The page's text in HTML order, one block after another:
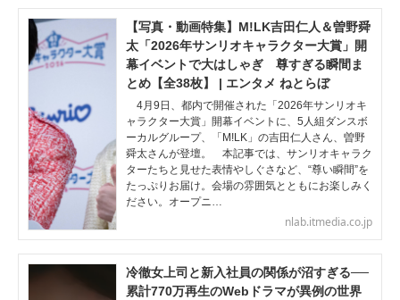
【写真・動画特集】M!LK吉田仁人＆曽野舜
太「2026年サンリオキャラクター大賞」開
幕イベントで大はしゃぎ 尊すぎる瞬間ま
とめ【全38枚】 | エンタメ ねとらぼ
4月9日、都内で開催された「2026年サンリオキ
ャラクター大賞」開幕イベントに、5人組ダンスボ
ーカルグループ、「M!LK」の吉田仁人さん、曽野
舜太さんが登壇。 本記事では、サンリオキャラク
ターたちと見せた表情やしぐさなど、“尊い瞬間”を
たっぷりお届け。会場の雰囲気とともにお楽しみく
ださい。オープニ…
nlab.itmedia.co.jp
冷徹女上司と新入社員の関係が沼すぎる──
累計770万再生のWebドラマが異例の世界